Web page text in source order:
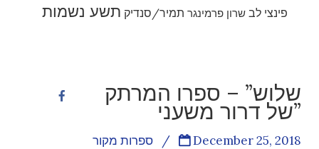
פינצי לב שרון פרמינגר תמיר/סנדיק תשע נשמות
שלוש” – ספרו המרתק
של דרור משעני”
ספרות מקור / December 25, 2018